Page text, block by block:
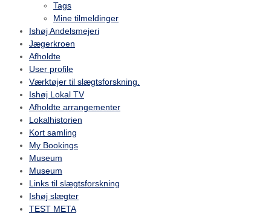
Tags
Mine tilmeldinger
Ishøj Andelsmejeri
Jægerkroen
Afholdte
User profile
Værktøjer til slægtsforskning.
Ishøj Lokal TV
Afholdte arrangementer
Lokalhistorien
Kort samling
My Bookings
Museum
Museum
Links til slægtsforskning
Ishøj slægter
TEST META